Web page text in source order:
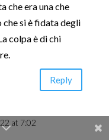
che era una che
si è fidata degli
colpa è di chi
Reply
at 7:02